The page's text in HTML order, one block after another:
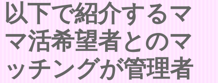
以下で紹介するマ
マ活希望者とのマ
ッチングが管理者